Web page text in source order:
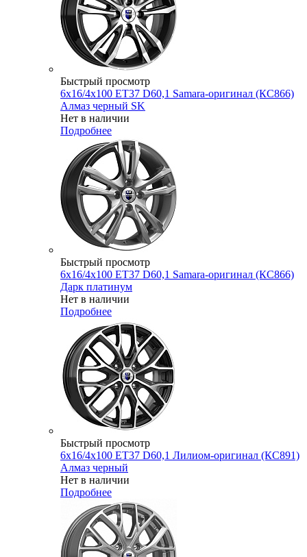
Быстрый просмотр
6x16/4x100 ET37 D60,1 Samara-оригинал (КС866)
Алмаз черный SK
Нет в наличии
Подробнее
Быстрый просмотр
6x16/4x100 ET37 D60,1 Samara-оригинал (КС866)
Дарк платинум
Нет в наличии
Подробнее
Быстрый просмотр
6x16/4x100 ET37 D60,1 Лилиом-оригинал (КС891)
Алмаз черный
Нет в наличии
Подробнее